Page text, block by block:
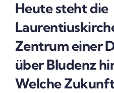
Heute steht die
Zentrum einer
über Bludenz
Welche